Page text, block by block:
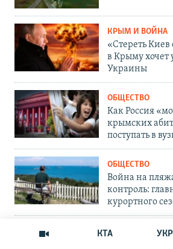
КТА УКР
КРЫМ И ВОЙНА
«Стереть Киев
в Крыму
Украины
ОБЩЕСТВО
Как Россия
крымских
поступать в
ОБЩЕСТВО
Война на
контроль:
курортного
ОБЩЕСТВО